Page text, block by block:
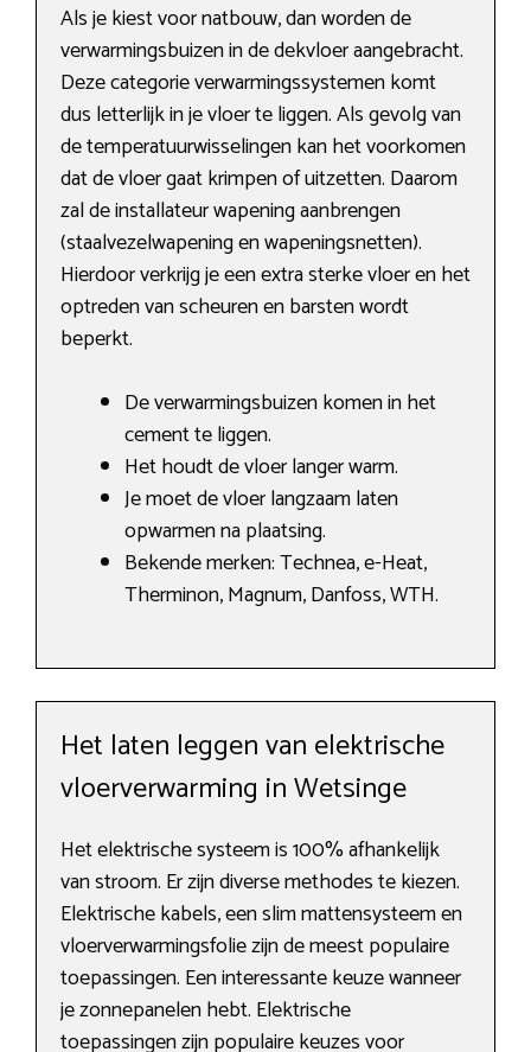
Als je kiest voor natbouw, dan worden de
verwarmingsbuizen in de dekvloer aangebracht.
Deze categorie verwarmingssystemen komt
dus letterlijk in je vloer te liggen. Als gevolg van
de temperatuurwisselingen kan het voorkomen
dat de vloer gaat krimpen of uitzetten. Daarom
zal de installateur wapening aanbrengen
(staalvezelwapening en wapeningsnetten).
Hierdoor verkrijg je een extra sterke vloer en het
optreden van scheuren en barsten wordt
beperkt.
De verwarmingsbuizen komen in het
cement te liggen.
Het houdt de vloer langer warm.
Je moet de vloer langzaam laten
opwarmen na plaatsing.
Bekende merken: Technea, e-Heat,
Therminon, Magnum, Danfoss, WTH.
Het laten leggen van elektrische
vloerverwarming in Wetsinge
Het elektrische systeem is 100% afhankelijk
van stroom. Er zijn diverse methodes te kiezen.
Elektrische kabels, een slim mattensysteem en
vloerverwarmingsfolie zijn de meest populaire
toepassingen. Een interessante keuze wanneer
je zonnepanelen hebt. Elektrische
toepassingen zijn populaire keuzes voor